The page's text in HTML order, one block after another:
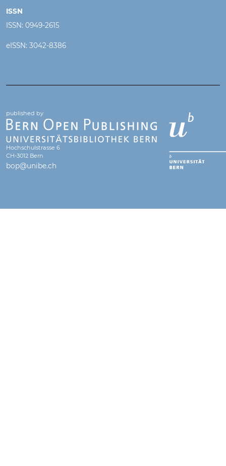
ISSN
ISSN: 0949-2615
eISSN: 3042-8386
published by
Hochschulstrasse 6
CH-3012 Bern
bop@unibe.ch